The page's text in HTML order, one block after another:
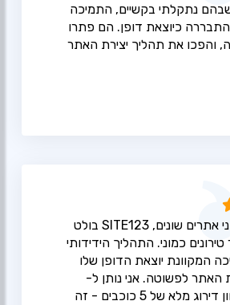
נתקלתי בקשיים, התמיכה
כיוצאת דופן. הם פתרו
והפכו את תהליך יצירת האתר
לאחר שניסיתי בוני אתרים שונים, SITE123 בולט
כמוני. התהליך הידידותי
המקוונת יוצאת הדופן שלו
האתר לפשוטה. אני נותן ל-
SITE123 בביטחון דירוג מלא של 5 כוכבים - זה